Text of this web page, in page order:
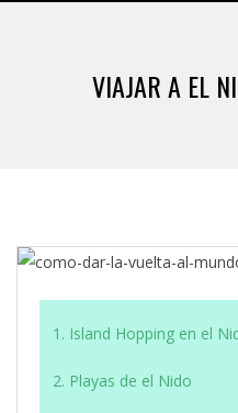
VIAJAR A EL
1. Island Hopping en el
2. Playas de el Nido